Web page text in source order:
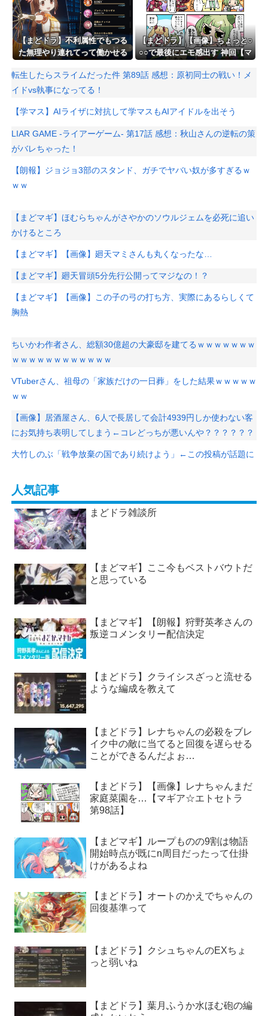
【まどドラ】不利属性でもつる
た無理やり連れてって働かせる
【まどドラ】【画像】ちょっと○
○○で最後にエモ感出す 神回【マ
転生したらスライムだった件 第89話 感想：原初同士の戦い！メ
イドvs執事になってる！
【学マス】AIライザに対抗して学マスもAIアイドルを出そう
LIAR GAME -ライアーゲーム- 第17話 感想：秋山さんの逆転の策
がバレちゃった！
【朗報】ジョジョ3部のスタンド、ガチでヤバい奴が多すぎるｗ
ｗｗ
【まどマギ】ほむらちゃんがさやかのソウルジェムを必死に追い
かけるところ
【まどマギ】【画像】廻天マミさんも丸くなったな…
【まどマギ】廻天冒頭5分先行公開ってマジなの！？
【まどマギ】【画像】この子の弓の打ち方、実際にあるらしくて
胸熱
ちいかわ作者さん、総額30億超の大豪邸を建てるｗｗｗｗｗｗｗ
ｗｗｗｗｗｗｗｗｗｗｗｗ
VTuberさん、祖母の「家族だけの一日葬」をした結果ｗｗｗｗｗ
ｗｗ
【画像】居酒屋さん、6人で長居して会計4939円しか使わない客
にお気持ち表明してしまう←コレどっちが悪いんや？？？？？？
大竹しのぶ「戦争放棄の国であり続けよう」←この投稿が話題に
人気記事
まどドラ雑談所
【まどマギ】ここ今もベストバウトだ
と思っている
【まどマギ】【朗報】狩野英孝さんの
叛逆コメンタリー配信決定
【まどドラ】クライシスざっと流せる
ような編成を教えて
【まどドラ】レナちゃんの必殺をブレ
イク中の敵に当てると回復を遅らせる
ことができるんだよぉ…
【まどドラ】【画像】レナちゃんまだ
家庭菜園を…【マギア☆エトセトラ
第98話】
【まどマギ】ループものの9割は物語
開始時点が既にn周目だったって仕掛
けがあるよね
【まどドラ】オートのかえでちゃんの
回復基準って
【まどドラ】クシュちゃんのEXちょ
っと弱いね
【まどドラ】葉月ふうか水ほむ砲の編